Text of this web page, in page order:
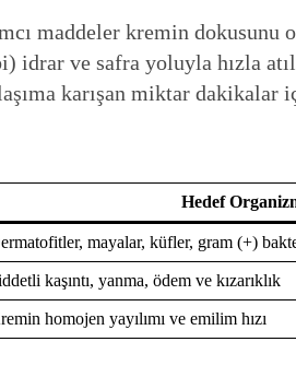
maddeler kremin dokusunu
ve safra yoluyla hızla
karışan miktar dakikalar
Hedef
mayalar, küfler, gram (+)
kaşıntı, yanma, ödem ve kızarıklık
homojen yayılımı ve emilim hızı